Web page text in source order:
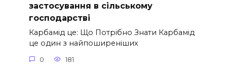
застосування в сільському
господарстві
Карбамід це: Що Потрібно Знати Карбамід
це один з найпоширеніших
0 181